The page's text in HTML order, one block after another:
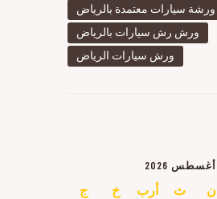
ورشة سيارات معتمدة بالرياض
ورش رش سيارات بالرياض
ورش سيارات الرياض
أغسطس 2026
ن ث أرب خ ج